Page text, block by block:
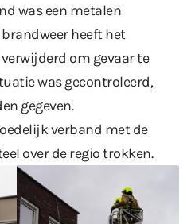
was een metalen
heeft het
om gevaar te
was gecontroleerd,
gegeven.
verband metde
over de regio trokken.